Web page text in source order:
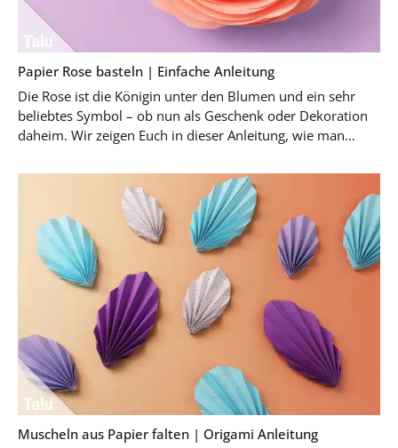
Papier Rose basteln | Einfache Anleitung
Die Rose ist die Königin unter den Blumen und ein sehr
beliebtes Symbol – ob nun als Geschenk oder Dekoration
daheim. Wir zeigen Euch in dieser Anleitung, wie man
Muscheln aus Papier falten | Origami Anleitung